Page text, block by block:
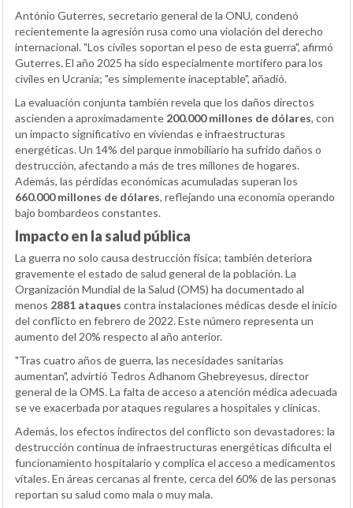
António Guterres, secretario general de la ONU, condenó
recientemente la agresión rusa como una violación del derecho
internacional. "Los civiles soportan el peso de esta guerra", afirmó
Guterres. El año 2025 ha sido especialmente mortífero para los
civiles en Ucrania; "es simplemente inaceptable", añadió.
La evaluación conjunta también revela que los daños directos
ascienden a aproximadamente 200.000 millones de dólares, con
un impacto significativo en viviendas e infraestructuras
energéticas. Un 14% del parque inmobiliario ha sufrido daños o
destrucción, afectando a más de tres millones de hogares.
Además, las pérdidas económicas acumuladas superan los
660.000 millones de dólares, reflejando una economía operando
bajo bombardeos constantes.
Impacto en la salud pública
La guerra no solo causa destrucción física; también deteriora
gravemente el estado de salud general de la población. La
Organización Mundial de la Salud (OMS) ha documentado al
menos 2881 ataques contra instalaciones médicas desde el inicio
del conflicto en febrero de 2022. Este número representa un
aumento del 20% respecto al año anterior.
"Tras cuatro años de guerra, las necesidades sanitarias
aumentan", advirtió Tedros Adhanom Ghebreyesus, director
general de la OMS. La falta de acceso a atención médica adecuada
se ve exacerbada por ataques regulares a hospitales y clínicas.
Además, los efectos indirectos del conflicto son devastadores: la
destrucción continua de infraestructuras energéticas dificulta el
funcionamiento hospitalario y complica el acceso a medicamentos
vitales. En áreas cercanas al frente, cerca del 60% de las personas
reportan su salud como mala o muy mala.